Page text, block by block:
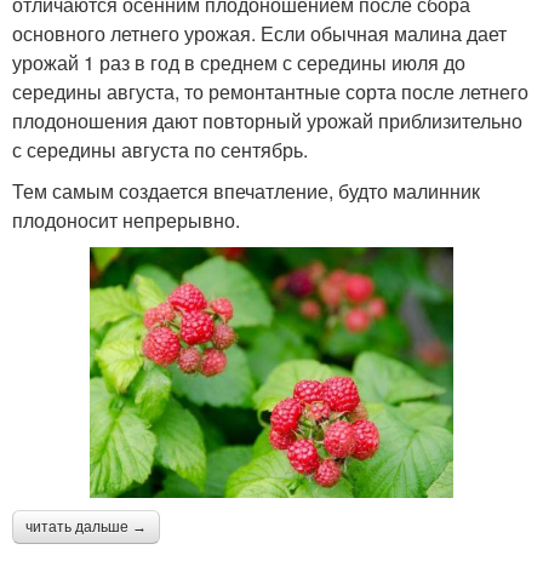
основного летнего урожая. Если обычная малина дает
урожай 1 раз в год в среднем с середины июля до
середины августа, то ремонтантные сорта после летнего
плодоношения дают повторный урожай приблизительно
с середины августа по сентябрь.
Тем самым создается впечатление, будто малинник
плодоносит непрерывно.
читать дальше →